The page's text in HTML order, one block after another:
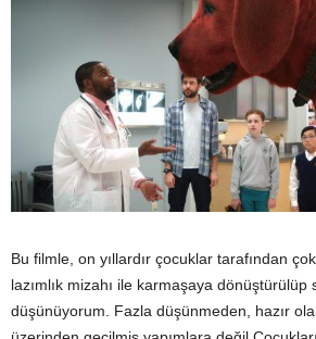
Bu filmle, on yıllardır çocuklar tarafından
lazımlık mizahı ile karmaşaya dönüştürülüp
düşünüyorum. Fazla düşünmeden, hazır